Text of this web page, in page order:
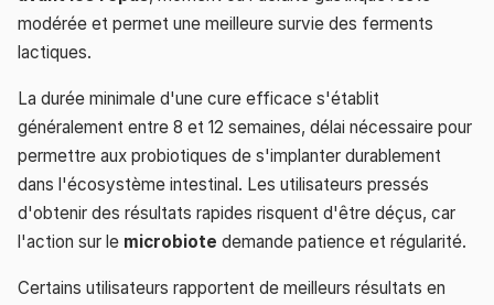
modérée et permet une meilleure survie des ferments
lactiques.
La durée minimale d'une cure efficace s'établit
généralement entre 8 et 12 semaines, délai nécessaire pour
permettre aux probiotiques de s'implanter durablement
dans l'écosystème intestinal. Les utilisateurs pressés
d'obtenir des résultats rapides risquent d'être déçus, car
l'action sur le microbiote demande patience et régularité.
Certains utilisateurs rapportent de meilleurs résultats en